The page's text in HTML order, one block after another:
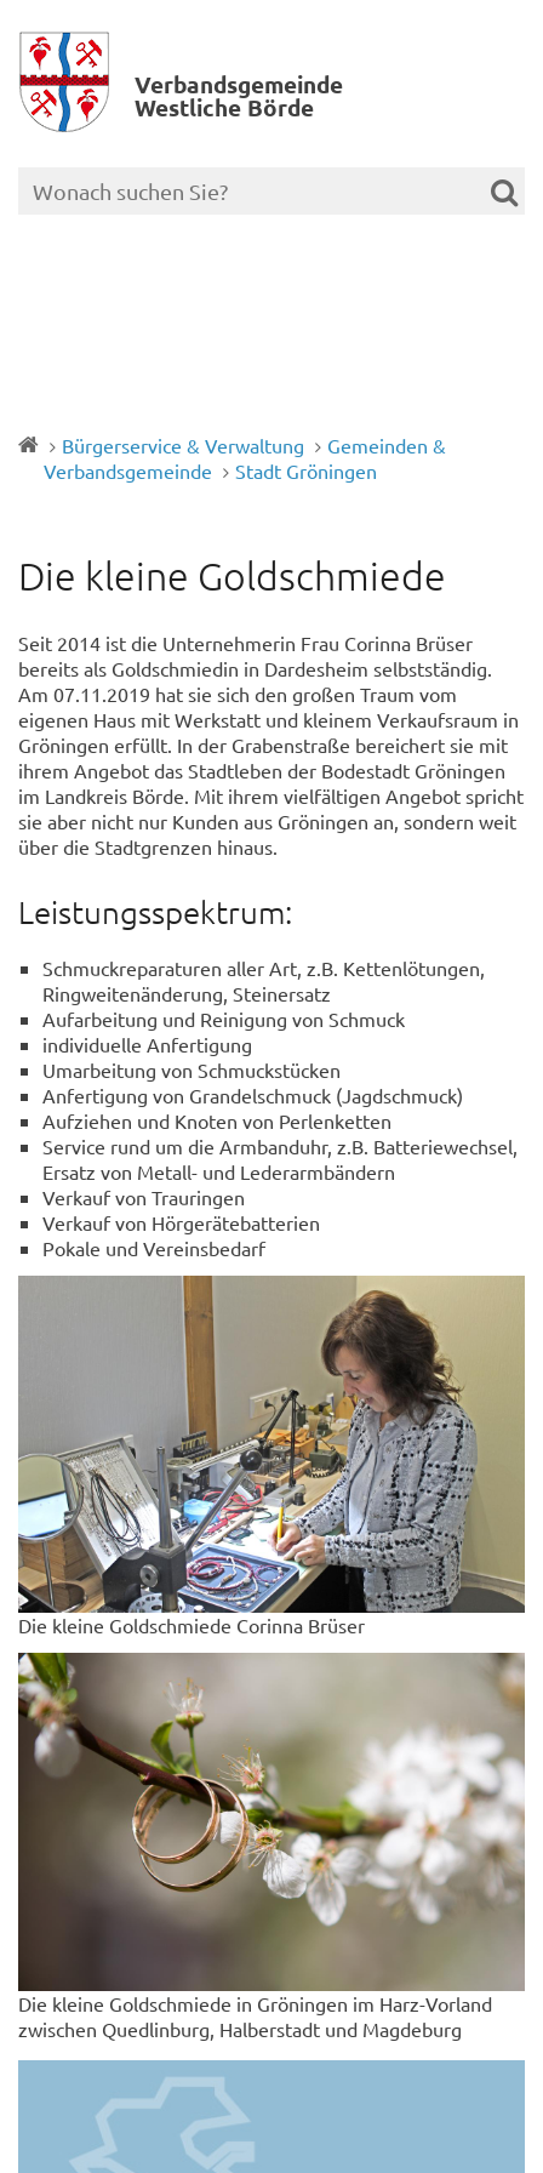
Verbands­gemeinde
Westliche Börde
Bürgerservice & Verwaltung
Gemeinden &
Verbandsgemeinde
Stadt Gröningen
Die kleine Goldschmiede
Seit 2014 ist die Unternehmerin Frau Corinna Brüser
bereits als Goldschmiedin in Dardesheim selbstständig.
Am 07.11.2019 hat sie sich den großen Traum vom
eigenen Haus mit Werkstatt und kleinem Verkaufsraum in
Gröningen erfüllt. In der Grabenstraße bereichert sie mit
ihrem Angebot das Stadtleben der Bodestadt Gröningen
im Landkreis Börde. Mit ihrem vielfältigen Angebot spricht
sie aber nicht nur Kunden aus Gröningen an, sondern weit
über die Stadtgrenzen hinaus.
Leistungsspektrum:
Schmuckreparaturen aller Art, z.B. Kettenlötungen,
Ringweitenänderung, Steinersatz
Aufarbeitung und Reinigung von Schmuck
individuelle Anfertigung
Umarbeitung von Schmuckstücken
Anfertigung von Grandelschmuck (Jagdschmuck)
Aufziehen und Knoten von Perlenketten
Service rund um die Armbanduhr, z.B. Batteriewechsel,
Ersatz von Metall- und Lederarmbändern
Verkauf von Trauringen
Verkauf von Hörgerätebatterien
Pokale und Vereinsbedarf
Die kleine Goldschmiede Corinna Brüser
Die kleine Goldschmiede in Gröningen im Harz-Vorland
zwischen Quedlinburg, Halberstadt und Magdeburg